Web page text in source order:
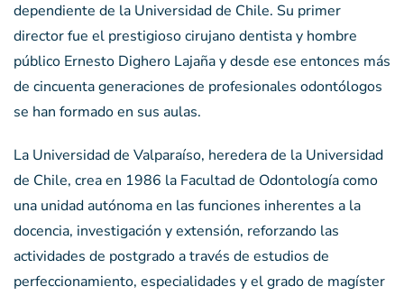
dependiente de la Universidad de Chile. Su primer
director fue el prestigioso cirujano dentista y hombre
público Ernesto Dighero Lajaña y desde ese entonces más
de cincuenta generaciones de profesionales odontólogos
se han formado en sus aulas.
La Universidad de Valparaíso, heredera de la Universidad
de Chile, crea en 1986 la Facultad de Odontología como
una unidad autónoma en las funciones inherentes a la
docencia, investigación y extensión, reforzando las
actividades de postgrado a través de estudios de
perfeccionamiento, especialidades y el grado de magíster